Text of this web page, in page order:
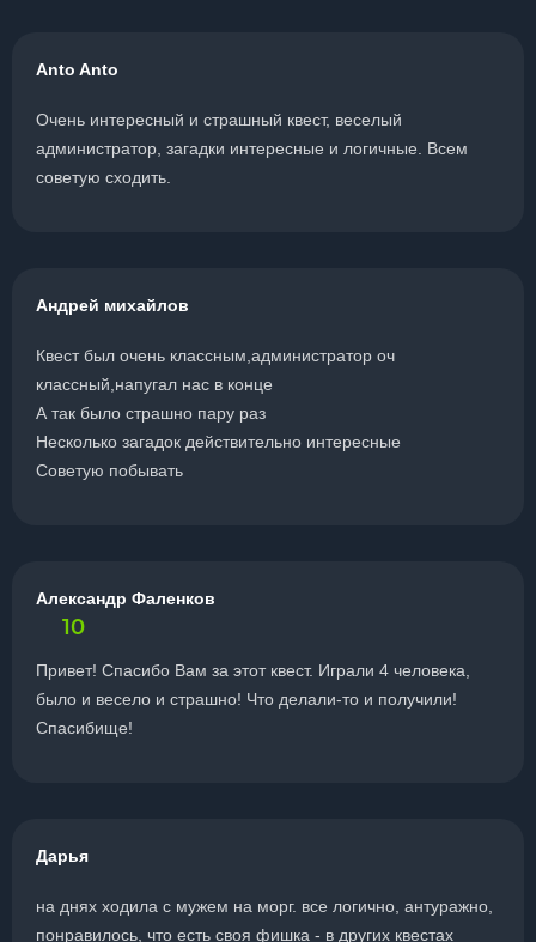
Anto Anto
Очень интересный и страшный квест, веселый
администратор, загадки интересные и логичные. Всем
советую сходить.
Андрей михайлов
Квест был очень классным,администратор оч
классный,напугал нас в конце
А так было страшно пару раз
Несколько загадок действительно интересные
Советую побывать
Александр Фаленков
10
Привет! Спасибо Вам за этот квест. Играли 4 человека,
было и весело и страшно! Что делали-то и получили!
Спасибище!
Дарья
на днях ходила с мужем на морг. все логично, антуражно,
понравилось, что есть своя фишка - в других квестах